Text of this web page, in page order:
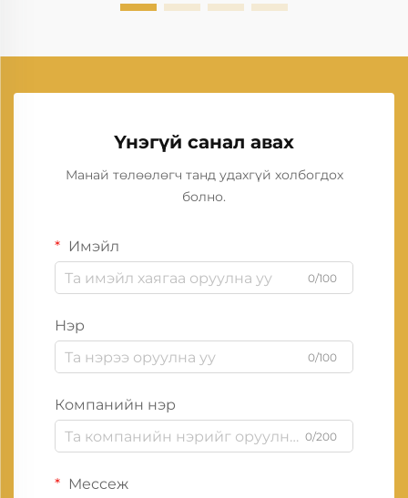
Үнэгүй санал авах
Манай төлөөлөгч танд удахгүй холбогдох
болно.
Имэйл
0/100
Нэр
0/100
Компанийн нэр
0/200
Мессеж